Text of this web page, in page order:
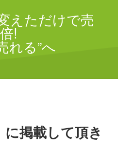
えただけで売
!
れる”へ
掲載して頂き